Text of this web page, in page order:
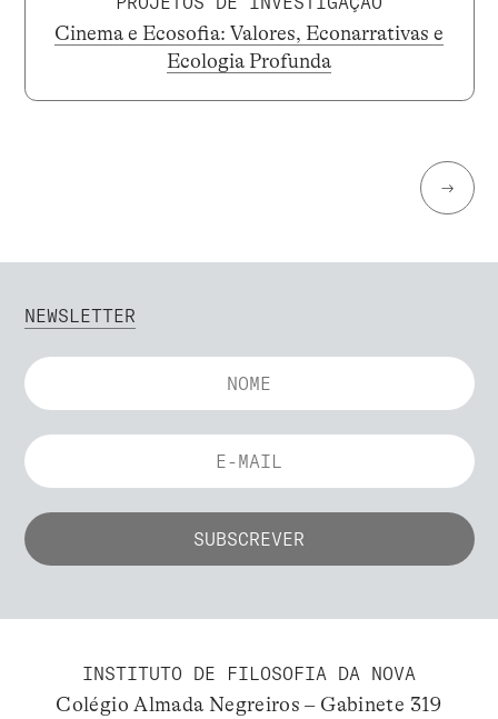
Cinema e Ecosofia: Valores, Econarrativas e
Ecologia Profunda
→
NEWSLETTER
INSTITUTO DE FILOSOFIA DA NOVA
Colégio Almada Negreiros – Gabinete 319